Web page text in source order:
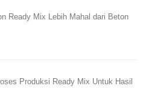
Ready Mix Lebih Mahal dari Beton
Produksi Ready Mix Untuk Hasil